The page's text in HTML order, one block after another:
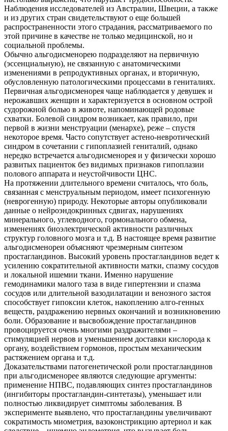
Наблюдения исследователей из Австралии, Швеции, а также
и из других стран свидетельствуют о еще большей
распространенности этого страдания, рассматриваемого по
этой причине в качестве не только медицинской, но и
социальной проблемы.
Обычно альгодисменорею подразделяют на первичную
(эссенциальную), не связанную с анатомическими
изменениями в репродуктивных органах, и вторичную,
обусловленную патологическими процессами в гениталиях.
Первичная альгодисменорея чаще наблюдается у девушек и
нерожавших женщин и характеризуется в основном острой
судорожной болью в животе, напоминающей родовые
схватки. Болевой синдром возникает, как правило, при
первой в жизни менструации (менархе), реже – спустя
некоторое время. Часто сопутствует астено-невротический
синдром в сочетании с гипоплазией гениталий, однако
нередко встречается альгодисменорея и у физически хорошо
развитых пациенток без видимых признаков гипоплазии
полового аппарата и неустойчивости ЦНС.
На протяжении длительного времени считалось, что боль,
связанная с менструальным периодом, имеет психогенную
(неврогенную) природу. Некоторые авторы опубликовали
данные о нейроэндокринных сдвигах, нарушениях
минерального, углеводного, гормонального обмена,
изменениях биоэлектрической активности различных
структур головного мозга и т.д. В настоящее время развитие
альгодисменореи объясняют чрезмерным синтезом
простагландинов. Высокий уровень простагландинов ведет к
усилению сократительной активности матки, спазму сосудов
и локальной ишемии ткани. Именно нарушение
гемодинамики малого таза в виде гипертензии и спазма
сосудов или длительной вазодилатации и венозного застоя
способствует гипоксии клеток, накоплению алго-генных
веществ, раздражению нервных окончаний и возникновению
боли. Образование и высвобождение простагландинов
провоцируется очень многими раздражителями –
стимуляцией нервов и уменьшением доставки кислорода к
органу, воздействием гормонов, простым механическим
растяжением органа и т.д.
Доказательствами патогенетической роли простагландинов
при альгодисменорее являются следующие аргументы:
применение НПВС, подавляющих синтез простагландинов
(ингибиторы простагландин-синтетазы), уменьшает или
полностью ликвидирует симптомы заболевания. В
эксперименте выявлено, что простагландины увеличивают
сократимость миометрия, вазоконстрикцию артериол и как